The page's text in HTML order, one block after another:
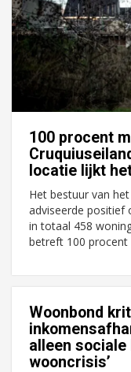
100 procent
locatie lijkt
Het bestuur van
adviseerde positief
in totaal 458
betreft 100 procent
Woonbond
alleen
wooncrisis’